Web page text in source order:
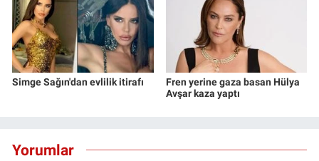
Simge Sağın'dan evlilik itirafı
Fren yerine gaza basan Hülya
Avşar kaza yaptı
Yorumlar